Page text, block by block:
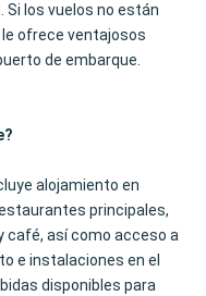
Si los vuelos no están
ofrece ventajosos
de embarque.
alojamiento en
principales,
café, así como acceso a
e instalaciones en el
disponibles para